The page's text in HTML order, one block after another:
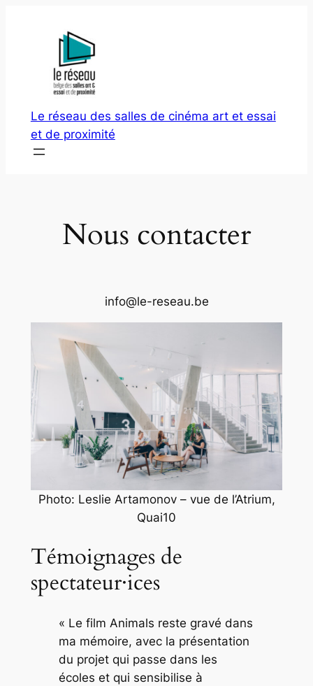
Le réseau des salles de cinéma art et essai
et de proximité
Nous contacter
info@le-reseau.be
Photo: Leslie Artamonov – vue de l’Atrium,
Quai10
Témoignages de
spectateur·ices
« Le film Animals reste gravé dans
ma mémoire, avec la présentation
du projet qui passe dans les
écoles et qui sensibilise à